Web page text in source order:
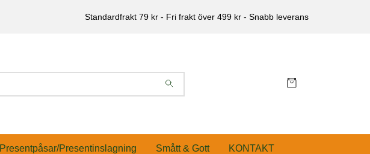
Standardfrakt 79 kr - Fri frakt över 499 kr - Snabb leverans
Presentpåsar/Presentinslagning Smått & Gott
KONTAKT